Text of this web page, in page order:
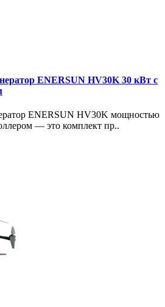
ENERSUN HV30K 30 кВт с
ENERSUN HV30K мощностью
— это комплект пр..